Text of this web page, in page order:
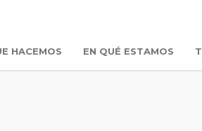
HACEMOS EN QUÉ ESTAMOS